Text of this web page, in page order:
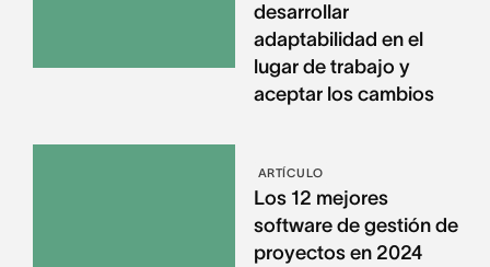
desarrollar
adaptabilidad en el
lugar de trabajo y
aceptar los cambios
ARTÍCULO
Los 12 mejores
software de gestión de
proyectos en 2024